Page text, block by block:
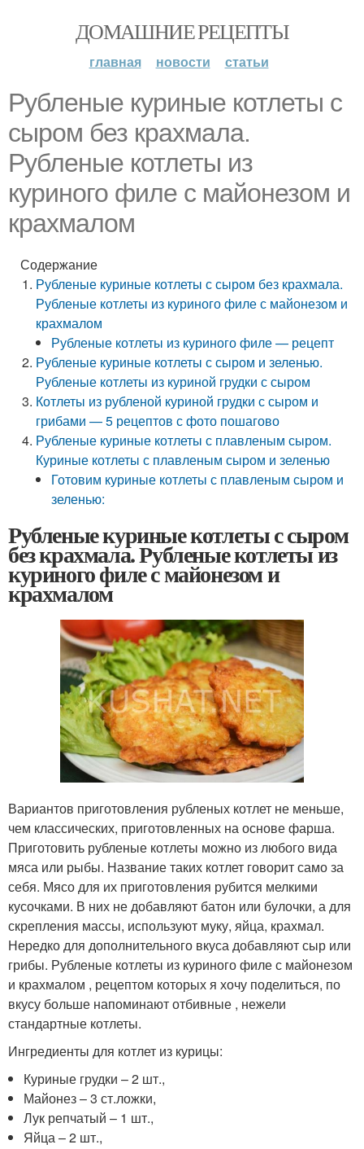
ДОМАШНИЕ РЕЦЕПТЫ
главная новости статьи
Рубленые куриные котлеты с
сыром без крахмала.
Рубленые котлеты из
куриного филе с майонезом и
крахмалом
Содержание
Рубленые куриные котлеты с сыром без крахмала.
Рубленые котлеты из куриного филе с майонезом и
крахмалом
Рубленые котлеты из куриного филе — рецепт
Рубленые куриные котлеты с сыром и зеленью.
Рубленые котлеты из куриной грудки с сыром
Котлеты из рубленой куриной грудки с сыром и
грибами — 5 рецептов с фото пошагово
Рубленые куриные котлеты с плавленым сыром.
Куриные котлеты с плавленым сыром и зеленью
Готовим куриные котлеты с плавленым сыром и
зеленью:
Рубленые куриные котлеты с сыром
без крахмала. Рубленые котлеты из
куриного филе с майонезом и
крахмалом
Вариантов приготовления рубленых котлет не меньше,
чем классических, приготовленных на основе фарша.
Приготовить рубленые котлеты можно из любого вида
мяса или рыбы. Название таких котлет говорит само за
себя. Мясо для их приготовления рубится мелкими
кусочками. В них не добавляют батон или булочки, а для
скрепления массы, используют муку, яйца, крахмал.
Нередко для дополнительного вкуса добавляют сыр или
грибы. Рубленые котлеты из куриного филе с майонезом
и крахмалом , рецептом которых я хочу поделиться, по
вкусу больше напоминают отбивные , нежели
стандартные котлеты.
Ингредиенты для котлет из курицы:
Куриные грудки – 2 шт.,
Майонез – 3 ст.ложки,
Лук репчатый – 1 шт.,
Яйца – 2 шт.,